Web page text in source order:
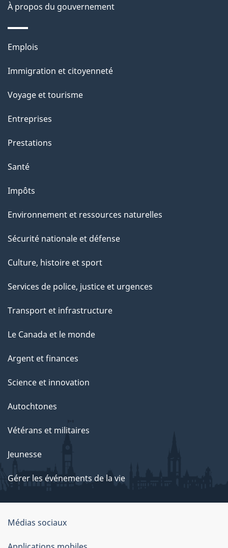
n
s
r
c
t
t
p
a
e
À propos du gouvernement
Thèmes
sujets
Emplois
Immigration et citoyenneté
Voyage et tourisme
Entreprises
Prestations
Santé
Impôts
Environnement et ressources naturelles
Sécurité nationale et défense
Culture, histoire et sport
Services de police, justice et urgences
Transport et infrastructure
Le Canada et le monde
Argent et finances
Science et innovation
Autochtones
Vétérans et militaires
Jeunesse
Gérer les événements de la vie
Organisation
du
Médias sociaux